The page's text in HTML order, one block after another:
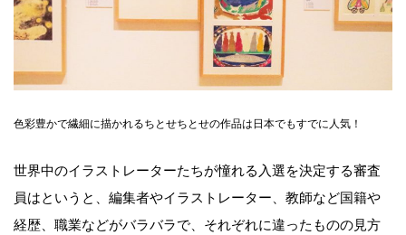
色彩豊かで繊細に描かれるちとせちとせの作品は日本でもすでに人気！
世界中のイラストレーターたちが憧れる入選を決定する審査
員はというと、編集者やイラストレーター、教師など国籍や
経歴、職業などがバラバラで、それぞれに違ったものの見方